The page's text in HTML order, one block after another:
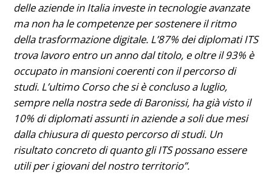
delle aziende in Italia investe in tecnologie avanzate
ma non ha le competenze per sostenere il ritmo
della trasformazione digitale. L’87% dei diplomati ITS
trova lavoro entro un anno dal titolo, e oltre il 93% è
occupato in mansioni coerenti con il percorso di
studi. L’ultimo Corso che si è concluso a luglio,
sempre nella nostra sede di Baronissi, ha già visto il
10% di diplomati assunti in aziende a soli due mesi
dalla chiusura di questo percorso di studi. Un
risultato concreto di quanto gli ITS possano essere
utili per i giovani del nostro territorio”.